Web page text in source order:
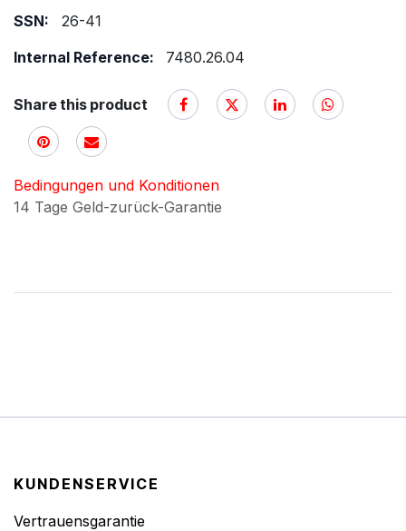
SSN:
26-41
Internal Reference:
7480.26.04
Share this product
Bedingungen und Konditionen
14 Tage Geld-zurück-Garantie
KUNDENSERVICE
Vertrauensgarantie